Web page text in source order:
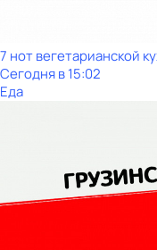
7 нот вегетарианской
Сегодня в 15:02
Еда